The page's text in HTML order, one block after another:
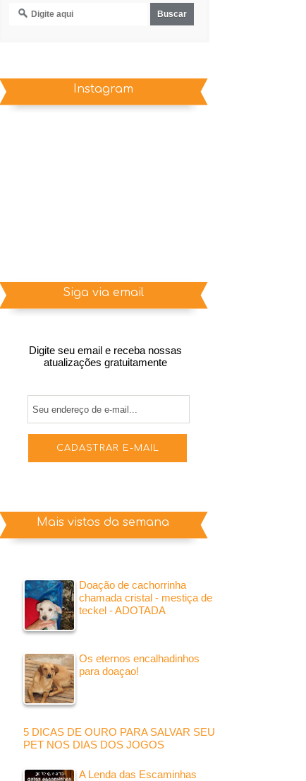
Instagram
Siga via email
Digite seu email e receba nossas
atualizações gratuitamente
Mais vistos da semana
Doação de cachorrinha
chamada cristal - mestiça de
teckel - ADOTADA
Os eternos encalhadinhos
para doaçao!
5 DICAS DE OURO PARA SALVAR SEU
PET NOS DIAS DOS JOGOS
A Lenda das Escaminhas